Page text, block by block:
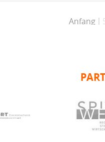
Anfang